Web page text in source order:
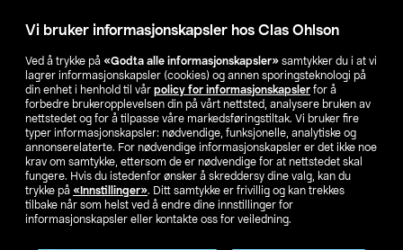
Vi bruker informasjonskapsler hos Clas Ohlson
Ved å trykke på «Godta alle informasjonskapsler» samtykker du i at vi
lagrer informasjonskapsler (cookies) og annen sporingsteknologi på
din enhet i henhold til vår policy for informasjonskapsler for å
forbedre brukeropplevelsen din på vårt nettsted, analysere bruken av
nettstedet og for å tilpasse våre markedsføringstiltak. Vi bruker fire
typer informasjonskapsler: nødvendige, funksjonelle, analytiske og
annonserelaterte. For nødvendige informasjonskapsler er det ikke noe
krav om samtykke, ettersom de er nødvendige for at nettstedet skal
fungere. Hvis du istedenfor ønsker å skreddersy dine valg, kan du
trykke på «Innstillinger». Ditt samtykke er frivillig og kan trekkes
tilbake når som helst ved å endre dine innstillinger for
informasjonskapsler eller kontakte oss for veiledning.
Aktuelt
Våre selskaper
Finn din butikk
SE NO FI